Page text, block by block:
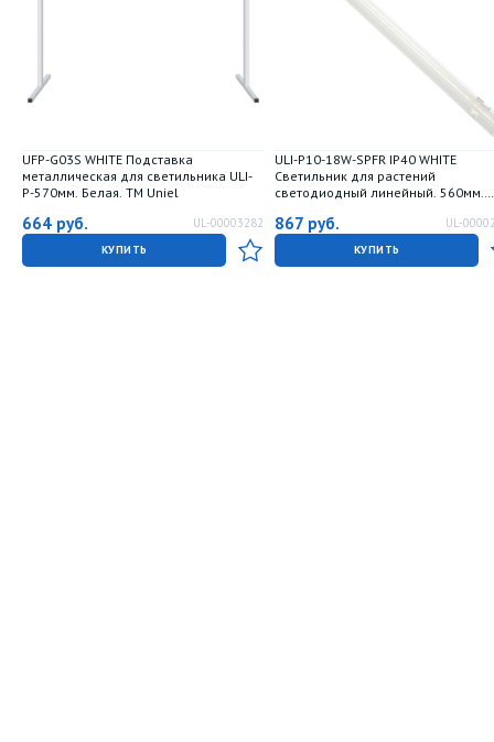
UFP-G03S WHITE Подставка
металлическая для светильника ULI-
P-570мм. Белая. TM Uniel
664 руб. UL-00003282
КУПИТЬ
ULI-P10-18W-SPFR IP40 WHITE
Светильник для растений
светодиодный линейный. 560мм.
фотосинтеза. TM Uniel
867 руб. UL-
КУПИТЬ